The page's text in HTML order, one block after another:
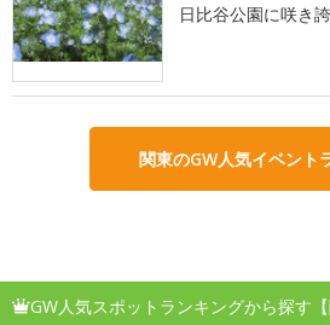
日比谷公園に咲き
関東のGW人気イベント
GW人気スポットランキングから探す【